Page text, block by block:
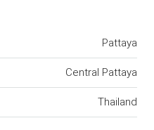
Pattaya
Central Pattaya
Thailand